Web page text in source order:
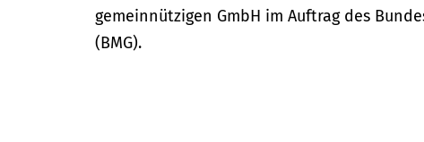
gemeinnützigen GmbH im Auftrag des
(BMG).